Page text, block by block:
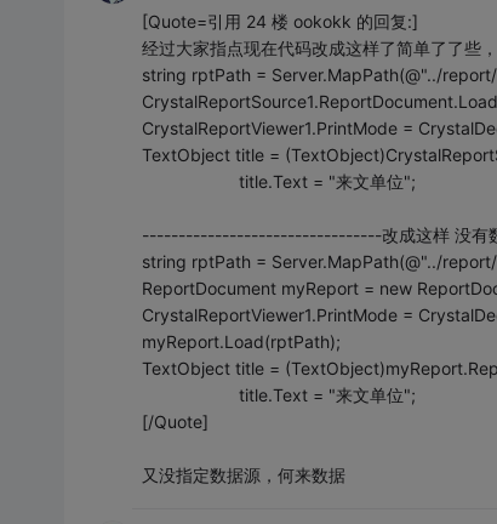
[Quote=引用 24 楼 ookokk 的回复:]
经过大家指点现在代码改成这样了简单了了些
string rptPath = Server.MapPath(@"../
CrystalReportViewer1.PrintMode =
TextObject title =
title.Text = "来文单位";
---------------------------------改成这样 没有
string rptPath = Server.MapPath(@"../
ReportDocument myReport = new
CrystalReportViewer1.PrintMode =
myReport.Load(rptPath);
TextObject title =
title.Text = "来文单位";
[/Quote]
又没指定数据源，何来数据